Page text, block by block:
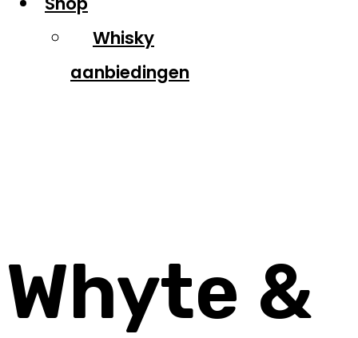
Whisky
aanbiedingen
Whyte &